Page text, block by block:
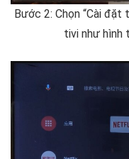
Bước 2: Chọn “Cài đặt
tivi như hình